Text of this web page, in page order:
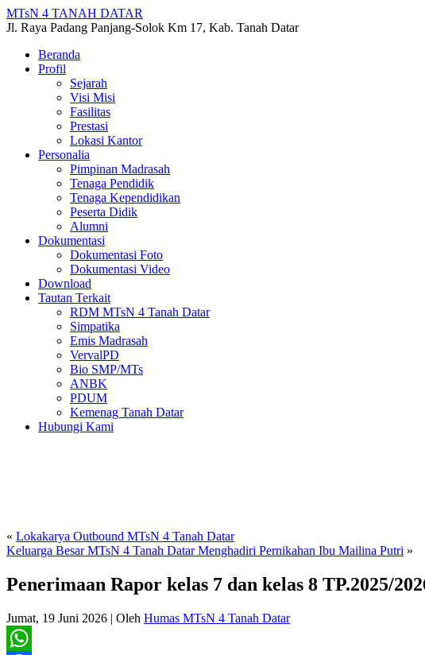
MTsN 4 TANAH DATAR
Jl. Raya Padang Panjang-Solok Km 17, Kab. Tanah Datar
Beranda
Profil
Sejarah
Visi Misi
Fasilitas
Prestasi
Lokasi Kantor
Personalia
Pimpinan Madrasah
Tenaga Pendidik
Tenaga Kependidikan
Peserta Didik
Alumni
Dokumentasi
Dokumentasi Foto
Dokumentasi Video
Download
Tautan Terkait
RDM MTsN 4 Tanah Datar
Simpatika
Emis Madrasah
VervalPD
Bio SMP/MTs
ANBK
PDUM
Kemenag Tanah Datar
Hubungi Kami
« Lokakarya Outbound MTsN 4 Tanah Datar
Keluarga Besar MTsN 4 Tanah Datar Menghadiri Pernikahan Ibu Mailina Putri »
Penerimaan Rapor kelas 7 dan kelas 8 TP.2025/
Jumat, 19 Juni 2026 | Oleh Humas MTsN 4 Tanah Datar